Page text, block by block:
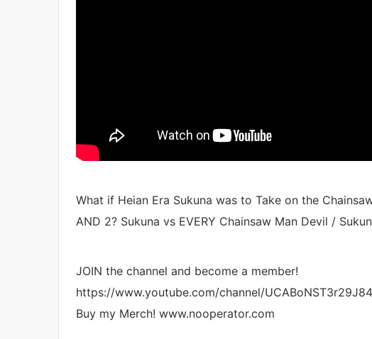
What if Heian Era Sukuna was to Take on the
AND 2? Sukuna vs EVERY Chainsaw Man Devil /
JOIN the channel and become a member!
https://www.youtube.com/channel/
Buy my Merch! www.nooperator.com